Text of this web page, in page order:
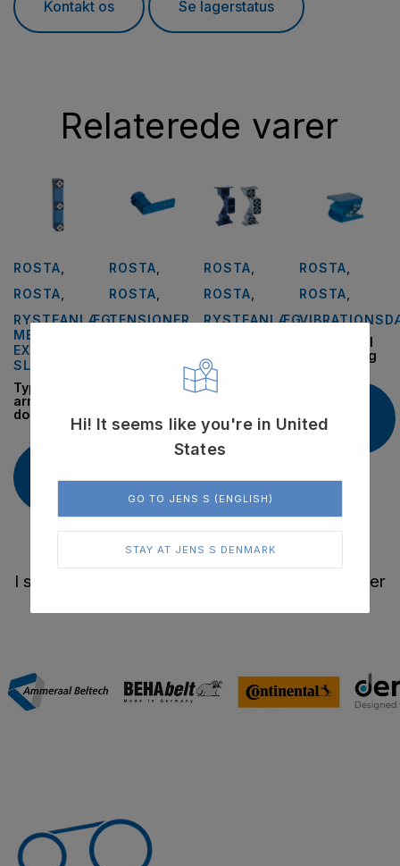
Kontakt os Se lagerstatus
Relaterede varer
ROSTA
ROSTA
RYSTEANLÆG
MED
EXCENTRISK
SLAG
Type AD fast
arm til
dobbeltlag
mere
ROSTA
ROSTA
TENSIONER
Læs
ROSTA
ROSTA
RYSTEANLÆG
MOTOR
Type AB &
Heavy Duty
mere
ROSTA
ROSTA
Type ESL til
fastboltning
I samarbejde med verdens førende leverandører
Hi! It seems like you're in United
States
GO TO JENS S (ENGLISH)
STAY AT JENS S DENMARK